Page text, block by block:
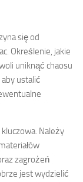
się od
Określenie, jakie
uniknąć chaosu
ustalić
Należy
zagrożeń
jest wydzielić